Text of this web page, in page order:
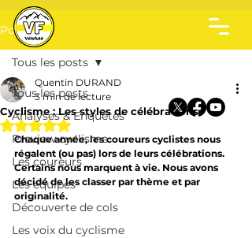
Post
Tous les posts
Analyses & Enquêtes
Preview cyclisme
Les coureurs
Les équipes
Découverte de cols
Les voix du cyclisme
Tous les posts
Cyclisme : Les styles de célébrations
Quentin DURAND
3 min de lecture
Noté NaN étoiles sur 5.
Chaque année, les coureurs cyclistes nous
régalent (ou pas) lors de leurs célébrations.
Certains nous marquent à vie. Nous avons
décidé de les classer par thème et par
originalité.